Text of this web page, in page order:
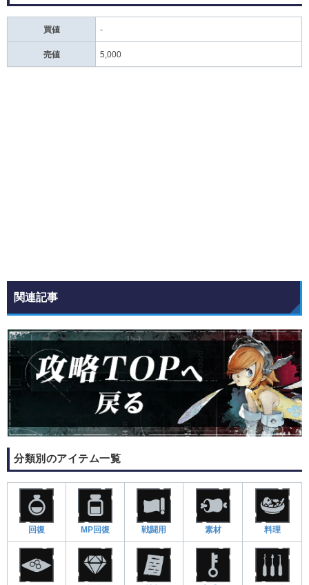
買値 ‐
売値 5,000
関連記事
分類別のアイテム一覧
回復 MP回復 戦闘用 素材 料理